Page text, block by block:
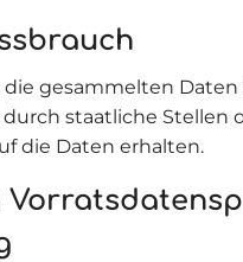
die gesammelten
staatliche Stellen
die Daten erhalten.